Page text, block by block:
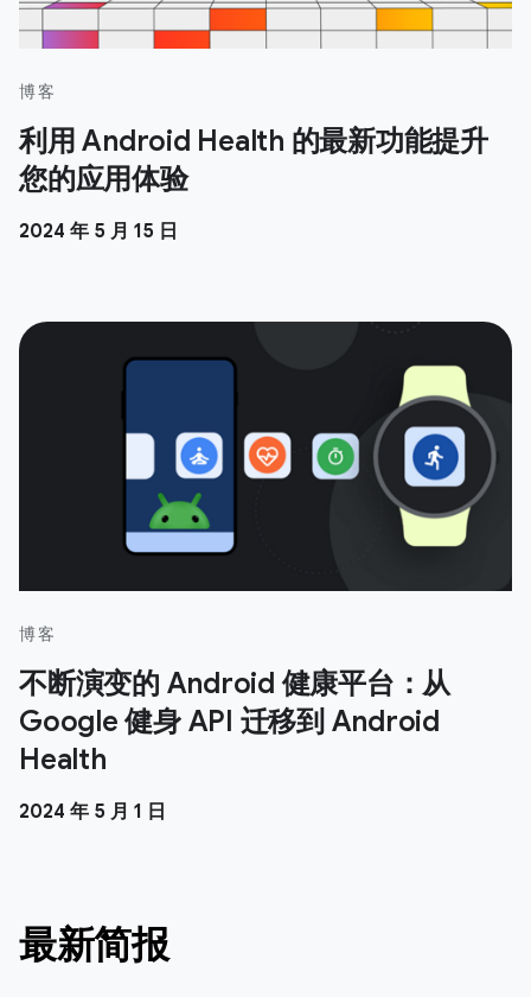
博客
利用 Android Health 的最新功能提升
您的应用体验
2024 年 5 月 15 日
博客
不断演变的 Android 健康平台：从
Google 健身 API 迁移到 Android
Health
2024 年 5 月 1 日
最新简报